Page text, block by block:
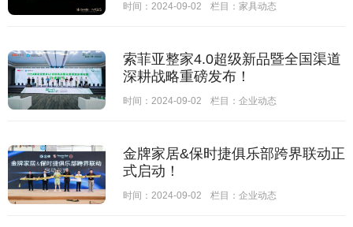
时间：2024-09-02 栏目： 家具动态
索菲亚整家4.0超级新品暨全国渠道
深耕战略重磅发布！
时间：2024-09-02 栏目： 企业动态
金牌家居&保时捷俱乐部跨界联动正
式启动！
时间：2024-09-02 栏目： 企业动态